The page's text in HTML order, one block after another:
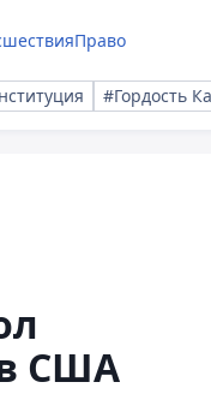
Право
#Гордость
США